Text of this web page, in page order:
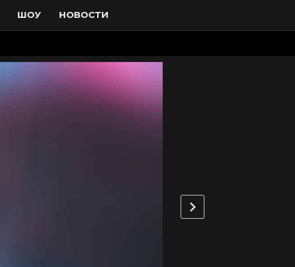
ШОУ НОВОСТИ